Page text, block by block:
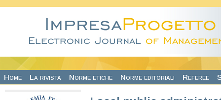
Home La rivista Norme etiche Norme editoriali Referee